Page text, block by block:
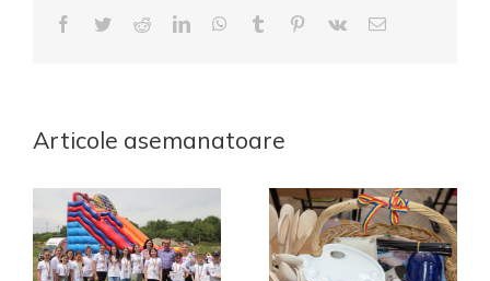
Facebook
TwitterRedditLinkedInWhatsApp
Tumblr Pinterest
Vk
E-
Articole asemanatoare